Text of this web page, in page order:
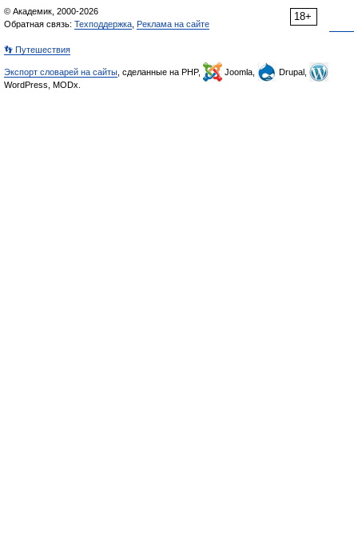
18+
© Академик, 2000-2026
Обратная связь: Техподдержка Реклама на сайте
👣 Путешествия
Экспорт словарей на сайты , сделанные на PHP, Joomla,
Drupal,
WordPress, MODx.